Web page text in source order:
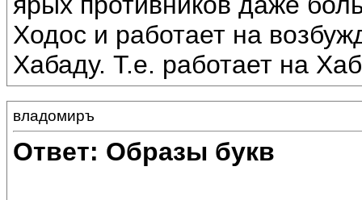
Ходос и работает на
Хабаду. Т.е. работает на
владомиръ
Ответ: Образы букв